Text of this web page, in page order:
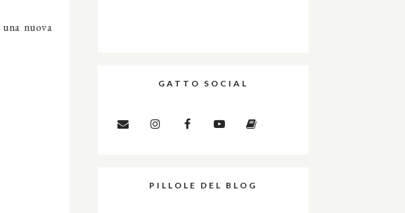
nuova
GATTO SOCIAL
PILLOLE DEL BLOG